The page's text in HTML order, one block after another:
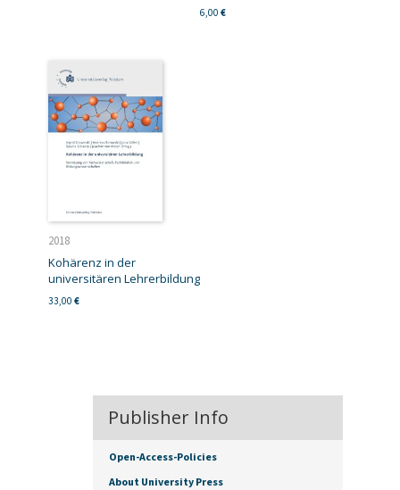
6,00 €
2018
Kohärenz in der
universitären Lehrerbildung
33,00 €
Publisher Info
Open-Access-Policies
About University Press